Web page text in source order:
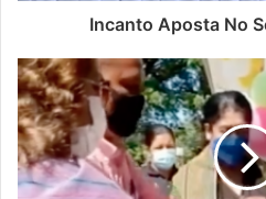
aprejenta ninia
mesak furak lo’os.
votu, maibe perguntas,
ka lae, wainhira
konfiansa sai Xefe
tinan-5. Iha fatin balun,
partisipa kampaña
Incanto Aposta No